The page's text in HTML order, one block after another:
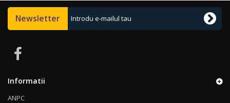
Newsletter
Informatii
ANPC